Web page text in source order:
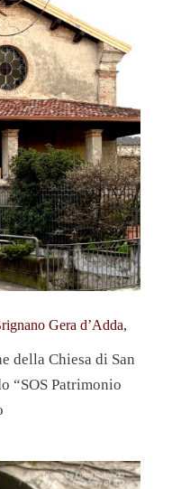
Gera d’Adda,
della Chiesa di San
“SOS Patrimonio